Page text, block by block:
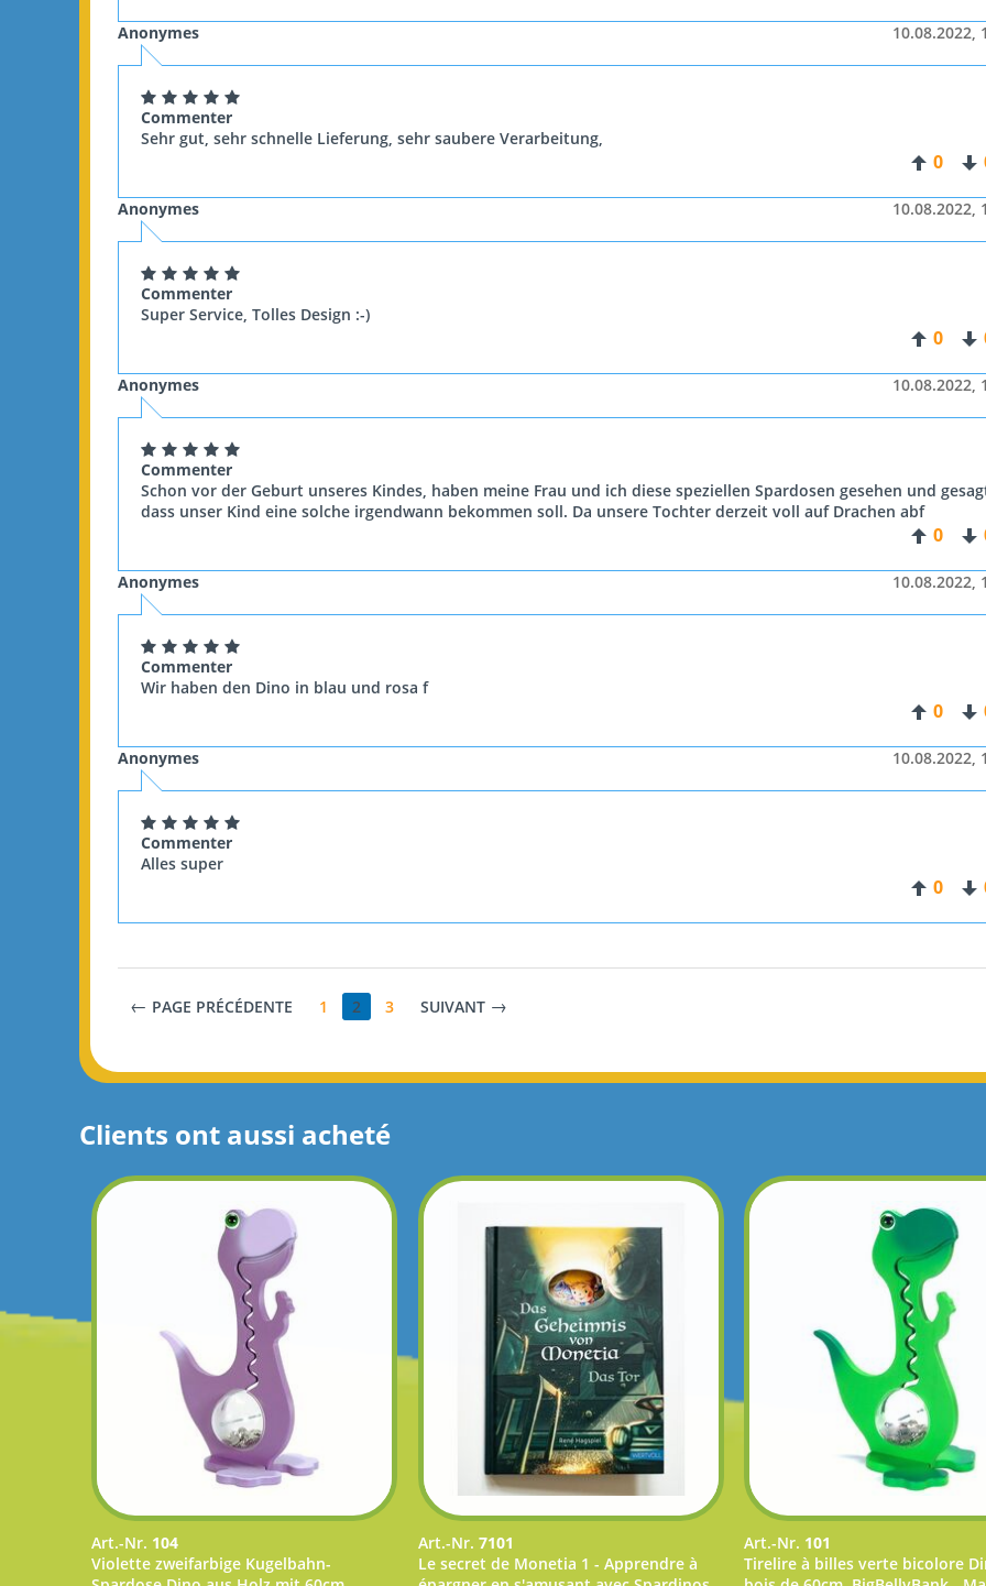
Anonymes 10.08.2022,
Commenter
Sehr gut, sehr schnelle Lieferung, sehr saubere Verarbeitung,
0
Anonymes 10.08.2022,
Commenter
Super Service, Tolles Design :-)
0
Anonymes 10.08.2022,
Commenter
Schon vor der Geburt unseres Kindes, haben meine Frau und ich diese speziellen Spardosen gesehen und
dass unser Kind eine solche irgendwann bekommen soll. Da unsere Tochter derzeit voll auf Drachen abf
0
Anonymes 10.08.2022,
Commenter
Wir haben den Dino in blau und rosa f
0
Anonymes 10.08.2022,
Commenter
Alles super
0
PAGE PRÉCÉDENTE 1 2 3 SUIVANT
Clients ont aussi acheté
Art.-Nr. 104
Violette zweifarbige Kugelbahn-
Art.-Nr. 7101
Le secret de Monetia 1 - Apprendre à
Art.-Nr. 101
Tirelire à billes verte bicolore